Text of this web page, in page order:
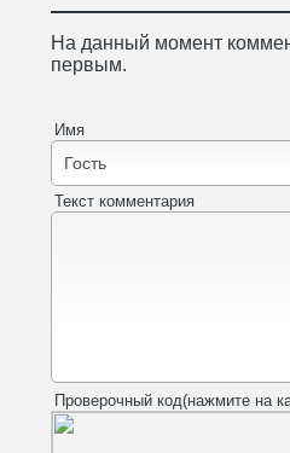
На данный момент
первым.
Имя
Текст комментария
Проверочный код(нажмите на